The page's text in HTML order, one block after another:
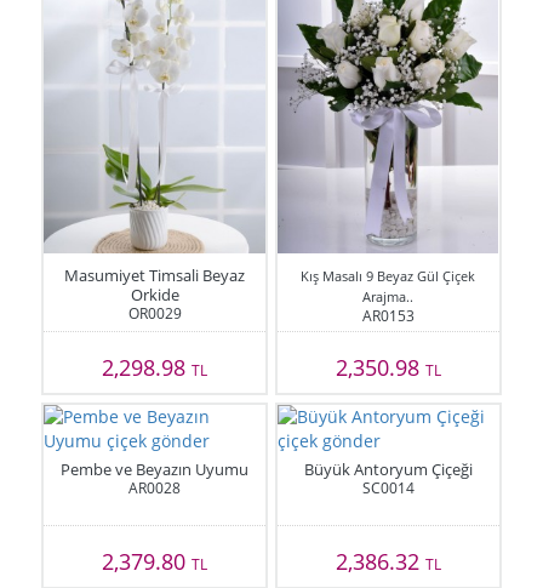
Masumiyet Timsali Beyaz
Orkide
OR0029
2,298.98TL
Kış Masalı 9 Beyaz Gül Çiçek
Arajma..
AR0153
2,350.98 TL
Pembe ve Beyazın Uyumu
AR0028
2,379.80TL
Büyük Antoryum Çiçeği
SC0014
2,386.32 TL